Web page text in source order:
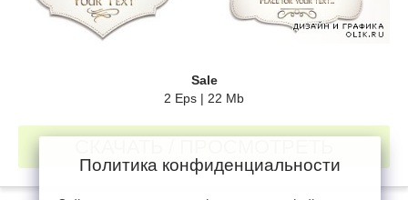
Sale
2 Eps | 22 Mb
Политика конфиденциальности